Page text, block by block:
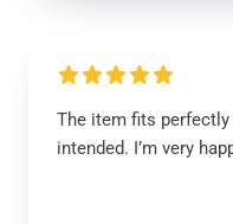
The item fits
intended. I’m very